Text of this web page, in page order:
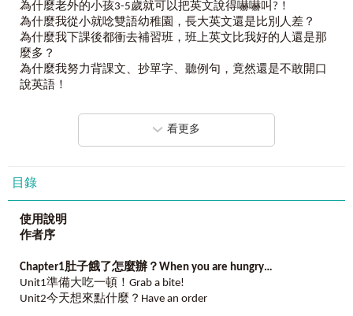
為什麼老外的小孩3-5歲就可以把英文說得嚇嚇叫?！
為什麼我從小就唸雙語幼稚園，長大英文還是比別人差？
為什麼我下課後都衝去補習班，班上英文比我好的人還是那
麼多？
為什麼我努力背課文、抄單字、聽例句，竟然還是不敢開口
說英語！
英文學不好的關鍵是，「用錯方法」啦！
第一 老外們看到什麼就學什麼。聯想加記憶，事半又功倍。
第三 你有看過老外不敢說英文嗎？鼓起你的勇氣，學了就要
說！
第四 老外的生活就是英文的生活，你也想說得跟老外一樣好
嗎？
把你的生活也融入英文就好啦！
看更多
目錄
使用說明
作者序
Chapter1肚子餓了怎麼辦？When you are hungry…
Unit1準備大吃一頓！Grab a bite!
Unit2今天想來點什麼？Have an order